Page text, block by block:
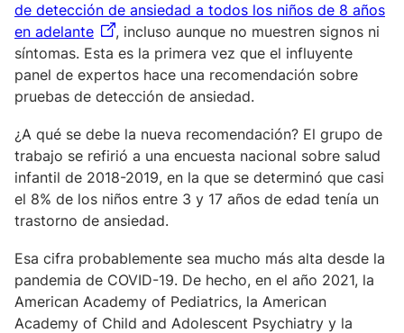
de detección de ansiedad a todos los niños de 8 años
en adelante
, incluso aunque no muestren signos ni
síntomas. Esta es la primera vez que el influyente
panel de expertos hace una recomendación sobre
pruebas de detección de ansiedad.
¿A qué se debe la nueva recomendación? El grupo de
trabajo se refirió a una encuesta nacional sobre salud
infantil de 2018-2019, en la que se determinó que casi
el 8% de los niños entre 3 y 17 años de edad tenía un
trastorno de ansiedad.
Esa cifra probablemente sea mucho más alta desde la
pandemia de COVID-19. De hecho, en el año 2021, la
American Academy of Pediatrics, la American
Academy of Child and Adolescent Psychiatry y la